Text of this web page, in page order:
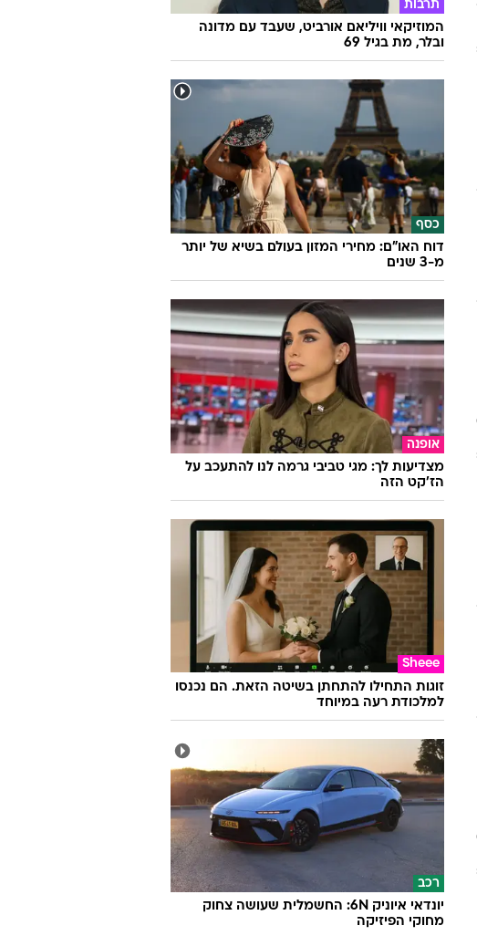
תרבות
המוזיקאי וויליאם אורביט, שעבד עם מדונה
ובלר, מת בגיל 69
כסף
דוח האו"ם: מחירי המזון בעולם בשיא של יותר
מ-3 שנים
אופנה
מצדיעות לך: מגי טביבי גרמה לנו להתעכב על
הז'קט הזה
Sheee
זוגות התחילו להתחתן בשיטה הזאת. הם נכנסו
למלכודת רעה במיוחד
רכב
יונדאי איוניק 6N: החשמלית שעושה צחוק
מחוקי הפיזיקה